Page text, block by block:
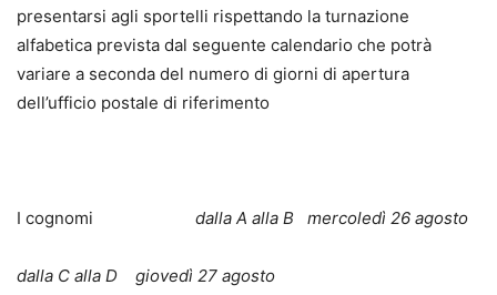
presentarsi agli sportelli rispettando la turnazione
alfabetica prevista dal seguente calendario che potrà
variare a seconda del numero di giorni di apertura
dell’ufficio postale di riferimento
I cognomi dalla A alla B mercoledì 26 agosto
dalla C alla D giovedì 27 agosto